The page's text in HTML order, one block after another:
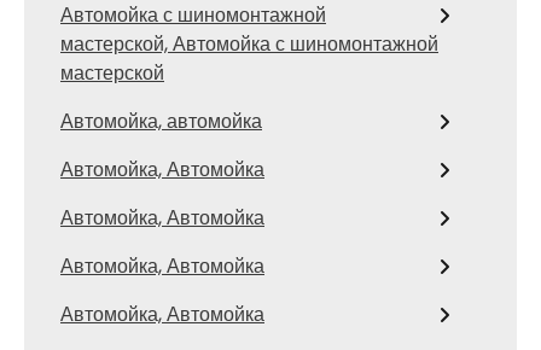
Автомойка с шиномонтажной
мастерской, Автомойка с шиномонтажной
мастерской
Автомойка, автомойка
Автомойка, Автомойка
Автомойка, Автомойка
Автомойка, Автомойка
Автомойка, Автомойка